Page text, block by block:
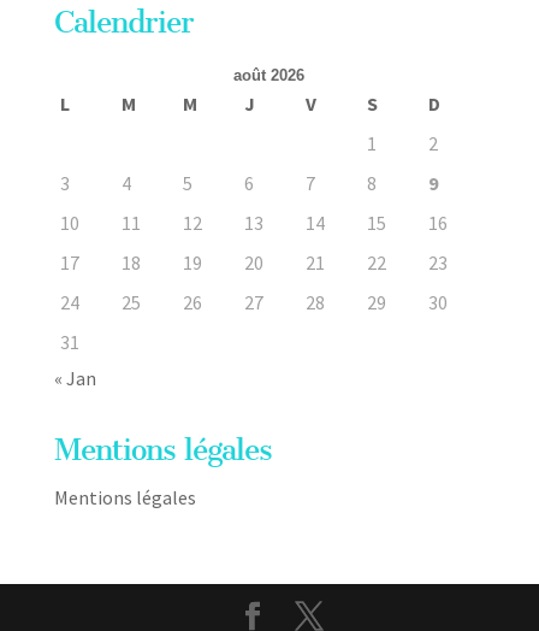
Calendrier
août 2026
L M M J V S
D
1
2
3
4 5 6 7 8
9
10
11 12 13 14 15
16
17
18 19 20 21 22
23
24
25 26 27 28 29
30
31
« Jan
Mentions légales
Mentions légales